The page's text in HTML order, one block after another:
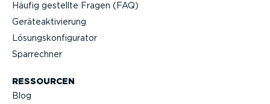
Häufig gestellte Fragen (FAQ)
Geräteak­ti­vierung
Lösungs­kon­fi­gu­rator
Sparrechner
RESSOURCEN
Blog